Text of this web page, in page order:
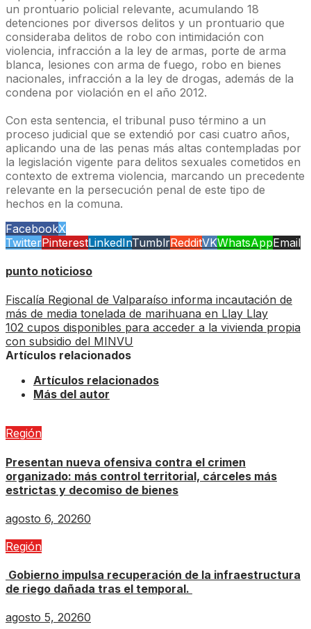
un prontuario policial relevante, acumulando 18
detenciones por diversos delitos y un prontuario que
consideraba delitos de robo con intimidación con
violencia, infracción a la ley de armas, porte de arma
blanca, lesiones con arma de fuego, robo en bienes
nacionales, infracción a la ley de drogas, además de la
condena por violación en el año 2012.
Con esta sentencia, el tribunal puso término a un
proceso judicial que se extendió por casi cuatro años,
aplicando una de las penas más altas contempladas por
la legislación vigente para delitos sexuales cometidos en
contexto de extrema violencia, marcando un precedente
relevante en la persecución penal de este tipo de
hechos en la comuna.
FacebookX
TwitterPinterestLinkedInTumblrRedditVKWhatsAppEmail
punto noticioso
Fiscalía Regional de Valparaíso informa incautación de
más de media tonelada de marihuana en Llay Llay
102 cupos disponibles para acceder a la vivienda propia
con subsidio del MINVU
Artículos relacionados
Artículos relacionados
Más del autor
Región
Presentan nueva ofensiva contra el crimen
organizado: más control territorial, cárceles más
estrictas y decomiso de bienes
agosto 6, 20260
Región
Gobierno impulsa recuperación de la infraestructura
de riego dañada tras el temporal.
agosto 5, 20260